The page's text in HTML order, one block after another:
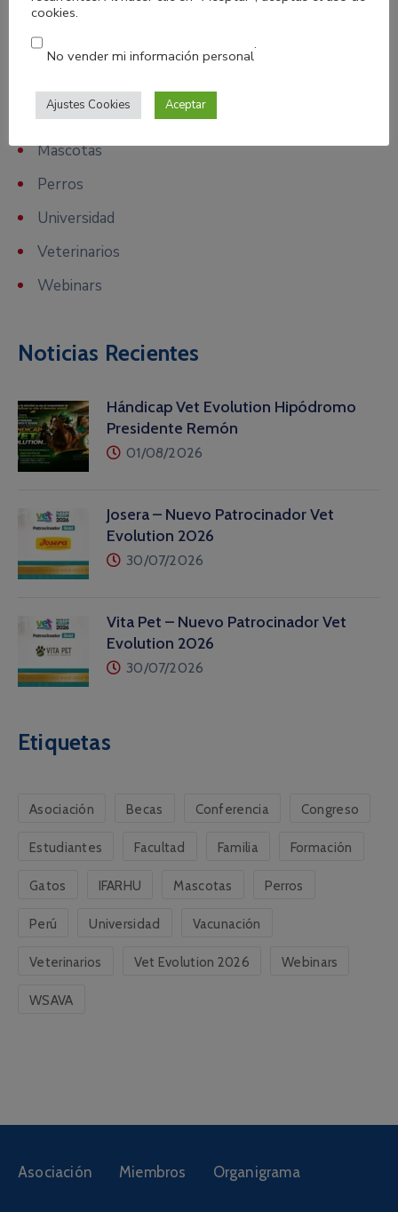
Becas
Formación
IFARHU
Mascotas
Perros
Universidad
Veterinarios
Webinars
Noticias Recientes
Hándicap Vet Evolution Hipódromo
Presidente Remón
01/08/2026
Josera – Nuevo Patrocinador Vet
Evolution 2026
30/07/2026
Vita Pet – Nuevo Patrocinador Vet
Evolution 2026
30/07/2026
Etiquetas
Asociación Becas Conferencia Congreso
Estudiantes Facultad Familia Formación
Gatos IFARHU Mascotas Perros
Perú Universidad Vacunación
Veterinarios Vet Evolution 2026 Webinars
WSAVA
Asociación Miembros Organigrama
cookies.
No vender mi información personal
.
Ajustes Cookies Aceptar